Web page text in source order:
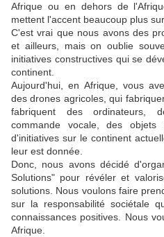
Afrique ou en dehors de
mettent l'accent beaucoup plus
C'est vrai que nous avons des
et ailleurs, mais on oublie
initiatives constructives qui se
continent.
Aujourd'hui, en Afrique, vous
des drones agricoles, qui
fabriquent des ordinateurs,
commande vocale, des
d'initiatives sur le continent
leur est donnée.
Donc, nous avons décidé
Solutions" pour révéler et
solutions. Nous voulons faire
sur la responsabilité sociétale
connaissances positives. Nous
Afrique.